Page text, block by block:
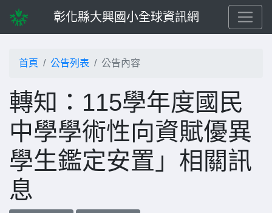
彰化縣大興國小全球資訊網
首頁 公告列表 公告內容
轉知：115學年度國民
中學學術性向資賦優異
學生鑑定安置」相關訊
息